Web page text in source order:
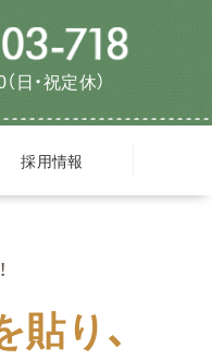
・祝定休）
採用情報
り、